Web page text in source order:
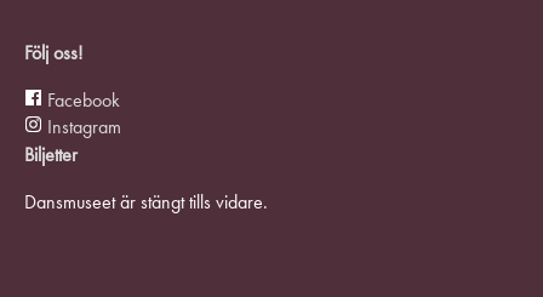
Följ oss!
Facebook
Instagram
Biljetter
Dansmuseet är stängt tills vidare.